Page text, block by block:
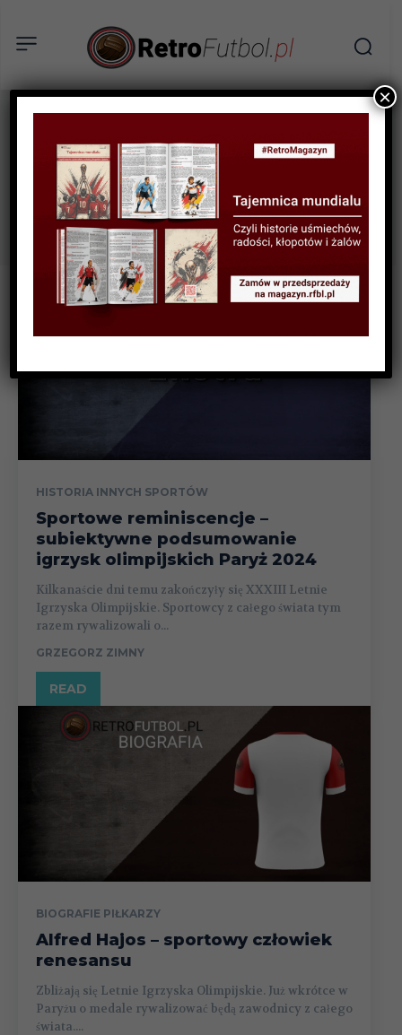
Tag: igrzyska
olimpijskie
HISTORIA INNYCH SPORTÓW
Sportowe reminiscencje –
subiektywne podsumowanie
igrzysk olimpijskich Paryż 2024
Kilkanaście dni temu zakończyły się XXXIII Letnie
Igrzyska Olimpijskie. Sportowcy z całego świata tym
razem rywalizowali o...
GRZEGORZ ZIMNY
READ
BIOGRAFIE PIŁKARZY
Alfred Hajos – sportowy człowiek
renesansu
Zbliżają się Letnie Igrzyska Olimpijskie. Już wkrótce w
Paryżu o medale rywalizować będą zawodnicy z całego
świata....
×